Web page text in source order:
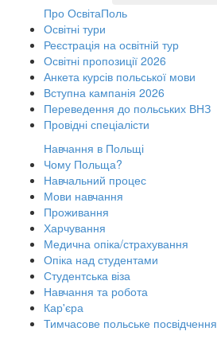
Про ОсвітаПоль
Освітні тури
Реєстрація на освітній тур
Освітні пропозиції 2026
Анкета курсів польської мови
Вступна кампанія 2026
Переведення до польських ВНЗ
Провідні спеціалісти
Навчання в Польщі
Чому Польща?
Навчальний процес
Мови навчання
Проживання
Харчування
Медична опіка/страхування
Опіка над студентами
Студентська віза
Навчання та робота
Кар'єра
Тимчасове польське посвідчення